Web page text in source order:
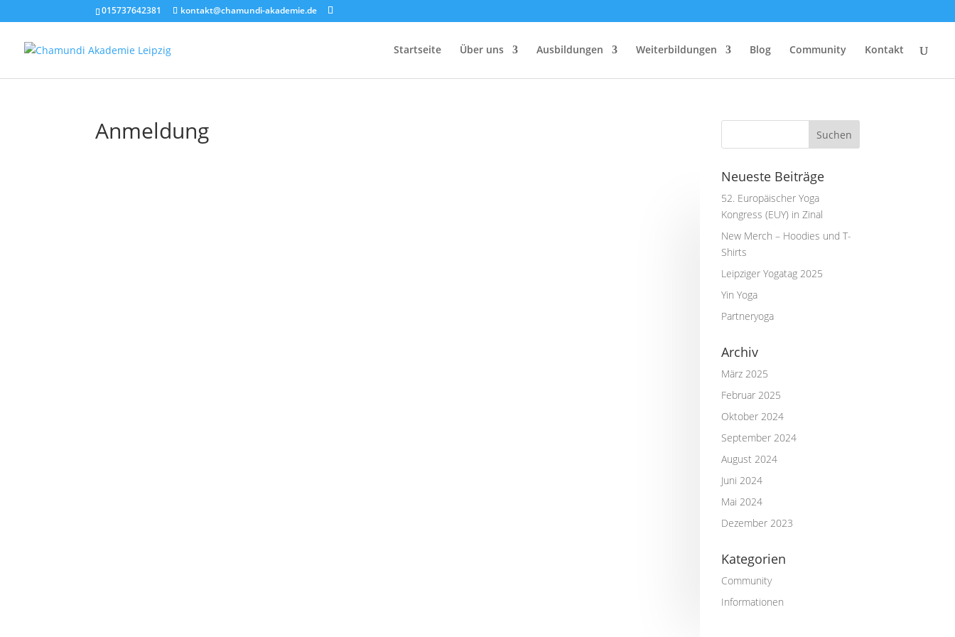
015737642381 kontakt@chamundi-akademie.de
Startseite Über uns Ausbildungen Weiterbildungen Blog Community Kontakt
Anmeldung
Neueste Beiträge
52. Europäischer Yoga
Kongress (EUY) in Zinal
New Merch – Hoodies und T-
Shirts
Leipziger Yogatag 2025
Yin Yoga
Partneryoga
Archiv
März 2025
Februar 2025
Oktober 2024
September 2024
August 2024
Juni 2024
Mai 2024
Dezember 2023
Kategorien
Community
Informationen